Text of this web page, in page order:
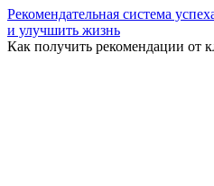
Рекомендательная система
и улучшить жизнь
Как получить рекомендации от